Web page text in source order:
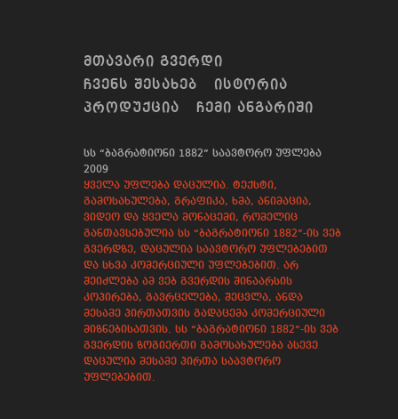
ᲛᲗᲐᲕᲐᲠᲘ ᲒᲕᲔᲠᲓᲘ
ᲩᲕᲔᲜᲡ ᲨᲔᲡᲐᲮᲔᲑ
ᲘᲡᲢᲝᲠᲘᲐ
ᲞᲠᲝᲓᲣᲥᲪᲘᲐ
ᲩᲔᲛᲘ ᲐᲜᲒᲐᲠᲘᲨᲘ
სს “ბაგრატიონი 1882” საავტორო უფლება
2009
ყველა უფლება დაცულია. ტექსტი,
გამოსახულება, გრაფიკა, ხმა, ანიმაცია,
ვიდეო და ყველა მონაცემი, რომელიც
განთავსებულია სს “ბაგრატიონი 1882”-ის ვებ
გვერდზე, დაცულია საავტორო უფლებებით
და სხვა კომერციული უფლებებით. არ
შეიძლება ამ ვებ გვერდის შინაარსის
კოპირება, გავრცელება, შეცვლა, ანდა
მესამე პირთათვის გადაცემა კომერციული
მიზნებისათვის. სს “ბაგრატიონი 1882”-ის ვებ
გვერდის ზოგიერთი გამოსახულება ასევე
დაცულია მესამე პირთა საავტორო
უფლებებით.